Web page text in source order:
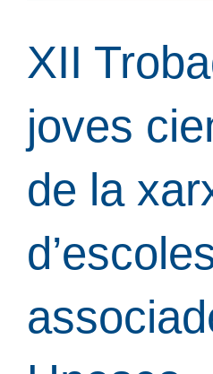
XII
joves
de la